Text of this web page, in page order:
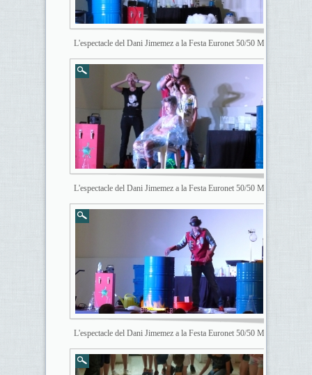
L'espectacle del Dani Jimemez a la Festa Euronet 50/50 Max
L'espectacle del Dani Jimemez a la Festa Euronet 50/50 Max
L'espectacle del Dani Jimemez a la Festa Euronet 50/50 Max